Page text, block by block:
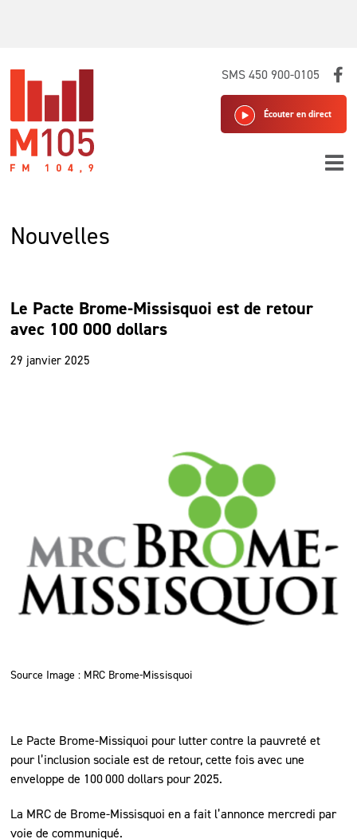
SMS 450 900-0105
Écouter en direct
Nouvelles
Le Pacte Brome-Missisquoi est de retour
avec 100 000 dollars
29 janvier 2025
Source Image : MRC Brome-Missisquoi
Le Pacte Brome-Missiquoi pour lutter contre la pauvreté et
pour l’inclusion sociale est de retour, cette fois avec une
enveloppe de 100 000 dollars pour 2025.
La MRC de Brome-Missisquoi en a fait l’annonce mercredi par
voie de communiqué.